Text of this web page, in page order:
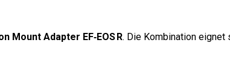
Mount Adapter EF‑EOS R. Die Kombination